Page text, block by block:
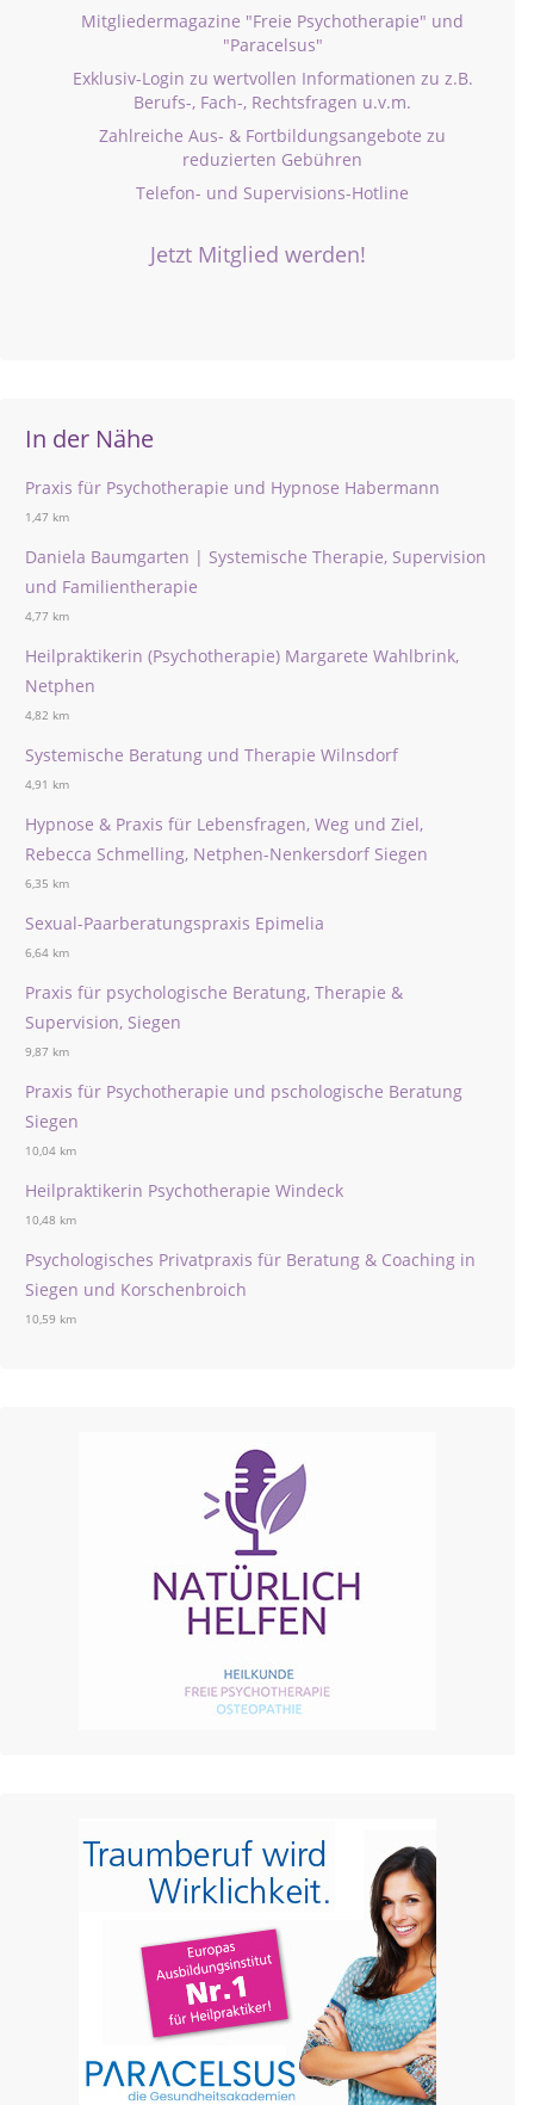
Mitgliedermagazine "Freie Psychotherapie" und
"Paracelsus"
Exklusiv-Login zu wertvollen Informationen zu z.B.
Berufs-, Fach-, Rechtsfragen u.v.m.
Zahlreiche Aus- & Fortbildungsangebote zu
reduzierten Gebühren
Telefon- und Supervisions-Hotline
Jetzt Mitglied werden!
In der Nähe
Praxis für Psychotherapie und Hypnose Habermann
1,47 km
Daniela Baumgarten | Systemische Therapie, Supervision
und Familientherapie
4,77 km
Heilpraktikerin (Psychotherapie) Margarete Wahlbrink,
Netphen
4,82 km
Systemische Beratung und Therapie Wilnsdorf
4,91 km
Hypnose & Praxis für Lebensfragen, Weg und Ziel,
Rebecca Schmelling, Netphen-Nenkersdorf Siegen
6,35 km
Sexual-Paarberatungspraxis Epimelia
6,64 km
Praxis für psychologische Beratung, Therapie &
Supervision, Siegen
9,87 km
Praxis für Psychotherapie und pschologische Beratung
Siegen
10,04 km
Heilpraktikerin Psychotherapie Windeck
10,48 km
Psychologisches Privatpraxis für Beratung & Coaching in
Siegen und Korschenbroich
10,59 km